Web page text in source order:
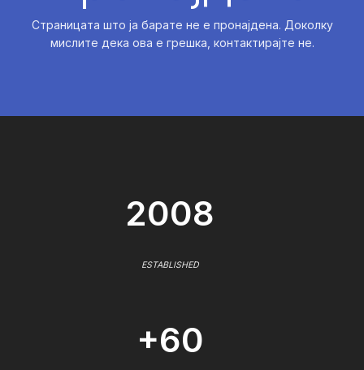
Страницата што ја барате не е пронајдена. Доколку
мислите дека ова е грешка, контактирајте не.
2008
ESTABLISHED
+60